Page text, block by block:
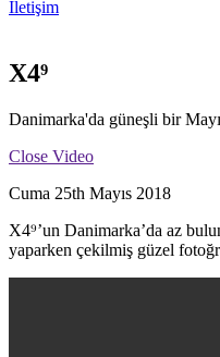
İletişim
X4⁹
Danimarka'da güneşli bir
Close Video
Cuma 25th Mayıs 2018
X4⁹’un Danimarka’da az
yaparken çekilmiş güzel